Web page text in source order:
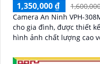
1,350,000 ₫
Camera An Ninh VPH-
cho gia đình, được thiết
hình ảnh chất lượng cao